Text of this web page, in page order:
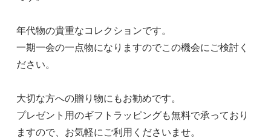
年代物の貴重なコレクションです。
一期一会の一点物になりますのでこの機会にご検討く
ださい。
大切な方への贈り物にもお勧めです。
プレゼント用のギフトラッピングも無料で承っており
ますので、お気軽にご利用くださいませ。